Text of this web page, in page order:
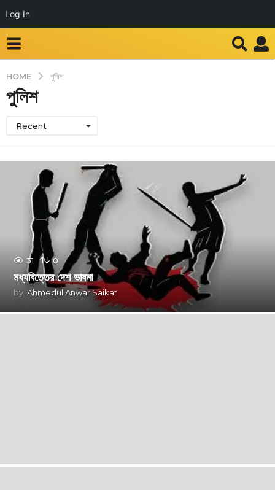
Log In
HOME পুলিশ
পুলিশ
Recent
31 0
মধ্যবিত্তের দেশ ভাবনা
by Ahmedul Anwar Saikat